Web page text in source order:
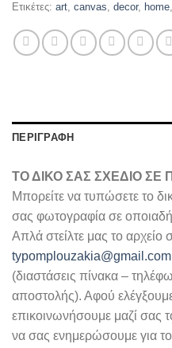
Ετικέτες: art, canvas, decor, home,
ΠΕΡΙΓΡΑΦΉ
ΤΟ ΔΙΚΟ ΣΑΣ ΣΧΕΔΙΟ ΣΕ
Μπορείτε να τυπώσετε το
σας φωτογραφία σε
Απλά στείλτε μας το
typomplouzakia@gmail.com
(διαστάσεις πίνακα –
αποστολής). Αφού
επικοινωνήσουμε μαζί σας
να σας ενημερώσουμε για το